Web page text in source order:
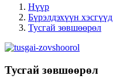
Нүүр
Бүрэлдэхүүн хэсгүүд
Тусгай зөвшөөрөл
Тусгай зөвшөөрөл